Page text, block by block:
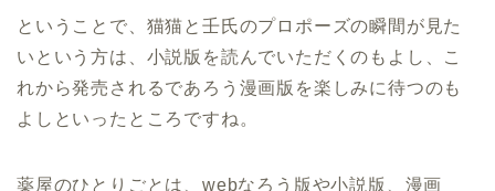
ということで、猫猫と壬氏のプロポーズの瞬間が見た
いという方は、小説版を読んでいただくのもよし、こ
れから発売されるであろう漫画版を楽しみに待つのも
よしといったところですね。
薬屋のひとりごとは、webなろう版や小説版、漫画